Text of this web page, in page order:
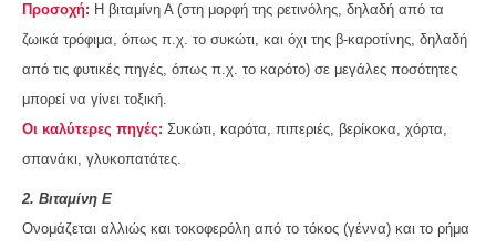
Προσοχή: Η βιταμίνη Α (στη μορφή της ρετινόλης, δηλαδή από τα
ζωικά τρόφιμα, όπως π.χ. το συκώτι, και όχι της β-καροτίνης, δηλαδή
από τις φυτικές πηγές, όπως π.χ. το καρότο) σε μεγάλες ποσότητες
μπορεί να γίνει τοξική.
Οι καλύτερες πηγές: Συκώτι, καρότα, πιπεριές, βερίκοκα, χόρτα,
σπανάκι, γλυκοπατάτες.
2. Βιταμίνη Ε
Ονομάζεται αλλιώς και τοκοφερόλη από το τόκος (γέννα) και το ρήμα